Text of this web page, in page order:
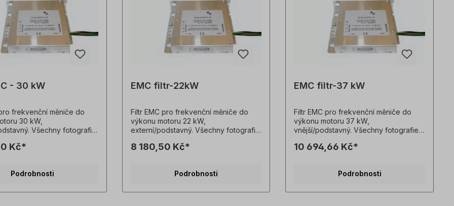
- 30 kW
frekvenční měniče do
30 kW,
Všechny fotografie
změny vyhrazeny.
Kč*
Podrobnosti
EMC filtr-22kW
Filtr EMC pro frekvenční měniče do
výkonu motoru 22 kW,
externí/podstavný. Všechny fotografie
Technické změny vyhrazeny.
8 180,50 Kč*
Podrobnosti
EMC filtr-37 kW
Filtr EMC pro frekvenční měniče do
výkonu motoru 37 kW,
vnější/podstavný. Všechny fotografie
Technické změny vyhrazeny.
10 694,66 Kč*
Podrobnosti